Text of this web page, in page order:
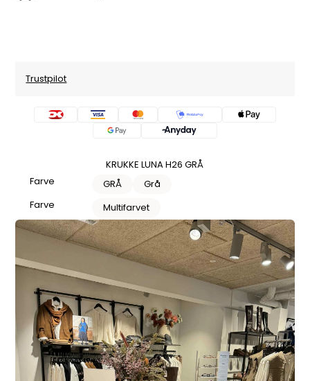
Trustpilot
KRUKKE LUNA H26 GRÅ
Farve
GRÅ
Grå
Farve
Multifarvet